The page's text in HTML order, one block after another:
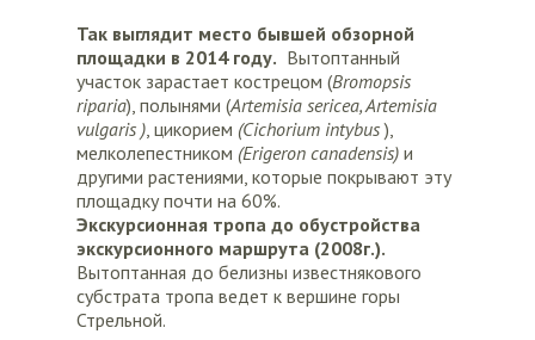
Так выглядит место бывшей обзорной
площадки в 2014 году. Вытоптанный
участок зарастает кострецом (Bromopsis
riparia), полынями (Artemisia sericea, Artemisia
vulgaris ), цикорием (Cichorium intybus),
мелколепестником (Erigeron canadensis) и
другими растениями, которые покрывают эту
площадку почти на 60%.
Экскурсионная тропа до обустройства
экскурсионного маршрута (2008г.).
Вытоптанная до белизны известнякового
субстрата тропа ведет к вершине горы
Стрельной.